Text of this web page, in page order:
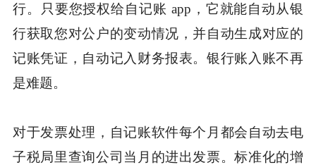
行。只要您授权给自记账 app，它就能自动从银
行获取您对公户的变动情况，并自动生成对应的
记账凭证，自动记入财务报表。银行账入账不再
是难题。
对于发票处理，自记账软件每个月都会自动去电
子税局里查询公司当月的进出发票。标准化的增